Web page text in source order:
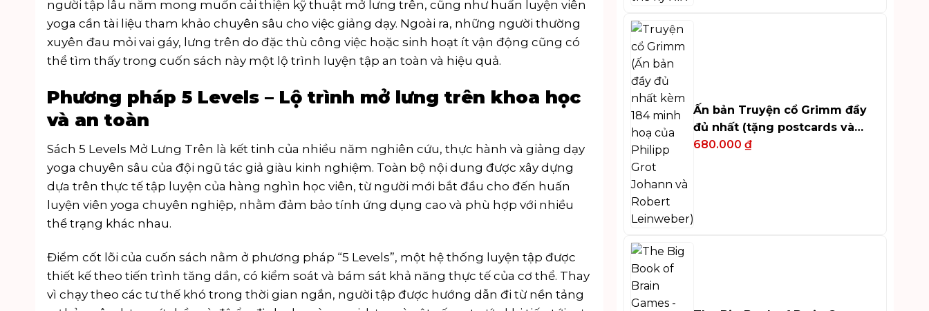
người tập lâu năm mong muốn cải thiện kỹ thuật mở lưng trên, cũng như huấn luyện viên
yoga cần tài liệu tham khảo chuyên sâu cho việc giảng dạy. Ngoài ra, những người thường
xuyên đau mỏi vai gáy, lưng trên do đặc thù công việc hoặc sinh hoạt ít vận động cũng có
thể tìm thấy trong cuốn sách này một lộ trình luyện tập an toàn và hiệu quả.
Phương pháp 5 Levels – Lộ trình mở lưng trên khoa học
và an toàn
Sách 5 Levels Mở Lưng Trên là kết tinh của nhiều năm nghiên cứu, thực hành và giảng dạy
yoga chuyên sâu của đội ngũ tác giả giàu kinh nghiệm. Toàn bộ nội dung được xây dựng
dựa trên thực tế tập luyện của hàng nghìn học viên, từ người mới bắt đầu cho đến huấn
luyện viên yoga chuyên nghiệp, nhằm đảm bảo tính ứng dụng cao và phù hợp với nhiều
thể trạng khác nhau.
Điểm cốt lõi của cuốn sách nằm ở phương pháp “5 Levels”, một hệ thống luyện tập được
thiết kế theo tiến trình tăng dần, có kiểm soát và bám sát khả năng thực tế của cơ thể. Thay
vì chạy theo các tư thế khó trong thời gian ngắn, người tập được hướng dẫn đi từ nền tảng
Ấn bản Truyện cổ Grimm đầy
đủ nhất (tặng postcards và
bookmark)
680.000₫